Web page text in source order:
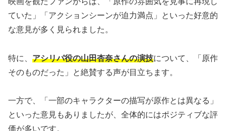
ていた」「アクションシーンが迫力満点」といった好意的
な意見が多く見られました。
特に、 アシリパ役の山田杏奈さんの演技について、「原作
そのものだった」と絶賛する声が目立ちます。
一方で、「一部のキャラクターの描写が原作とは異なる」
といった意見もありましたが、全体的にはポジティブな評
価が多いです。